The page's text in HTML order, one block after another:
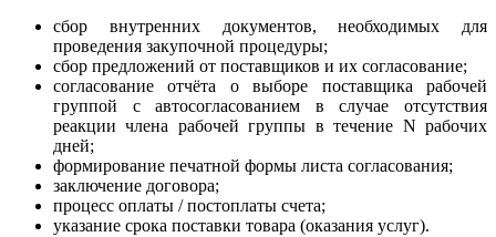
сбор внутренних документов, необходимых для
проведения закупочной процедуры;
сбор предложений от поставщиков и их согласование;
согласование отчёта о выборе поставщика рабочей
группой с автосогласованием в случае отсутствия
реакции члена рабочей группы в течение N рабочих
дней;
формирование печатной формы листа согласования;
заключение договора;
процесс оплаты / постоплаты счета;
указание срока поставки товара (оказания услуг).